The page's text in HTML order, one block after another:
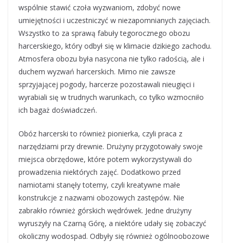
wspólnie stawić czoła wyzwaniom, zdobyć nowe
umiejętności i uczestniczyć w niezapomnianych zajęciach.
Wszystko to za sprawą fabuły tegorocznego obozu
harcerskiego, który odbył się w klimacie dzikiego zachodu.
Atmosfera obozu była nasycona nie tylko radością, ale i
duchem wyzwań harcerskich. Mimo nie zawsze
sprzyjającej pogody, harcerze pozostawali nieugięci i
wyrabiali się w trudnych warunkach, co tylko wzmocniło
ich bagaż doświadczeń.
Obóz harcerski to również pionierka, czyli praca z
narzędziami przy drewnie. Drużyny przygotowały swoje
miejsca obrzędowe, które potem wykorzystywali do
prowadzenia niektórych zajęć. Dodatkowo przed
namiotami stanęły totemy, czyli kreatywne małe
konstrukcje z nazwami obozowych zastępów. Nie
zabrakło również górskich wędrówek. Jedne drużyny
wyruszyły na Czarną Górę, a niektóre udały się zobaczyć
okoliczny wodospad. Odbyły się również ogólnoobozowe